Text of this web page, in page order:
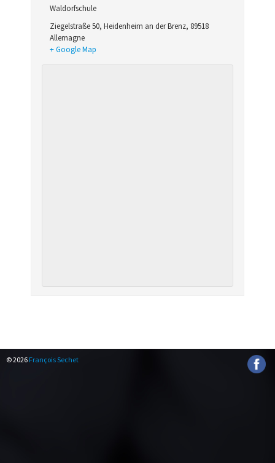
Waldorfschule
Ziegelstraße 50, Heidenheim an der Brenz, 89518
Allemagne
+ Google Map
© 2026 François Sechet